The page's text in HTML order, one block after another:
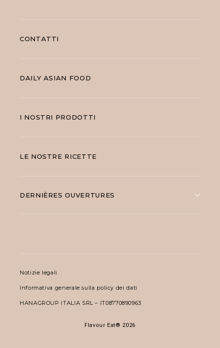
CONTATTI
DAILY ASIAN FOOD
I NOSTRI PRODOTTI
LE NOSTRE RICETTE
DERNIÈRES OUVERTURES
Notizie legali
Informativa generale sulla policy dei dati
HANAGROUP ITALIA SRL – IT08770890963
Flavour Eat® 2026